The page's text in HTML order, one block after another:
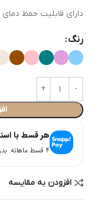
دارای قابلیت حفظ
رنگ
هر قسط با
۴ قسط ماهانه. بدون سود، چک و ضامن.
افزودن به مقایسه